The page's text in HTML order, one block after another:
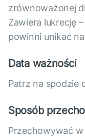
zrównoważonej
Zawiera lukrecję
powinni unikać
Data ważności
Patrz na spodzie
Sposób
Przechowywać